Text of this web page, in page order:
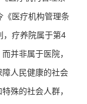
《医疗机构管理条
，疗养院属于第4
并非属于医院，
人民健康的社会
殊的社会人群，